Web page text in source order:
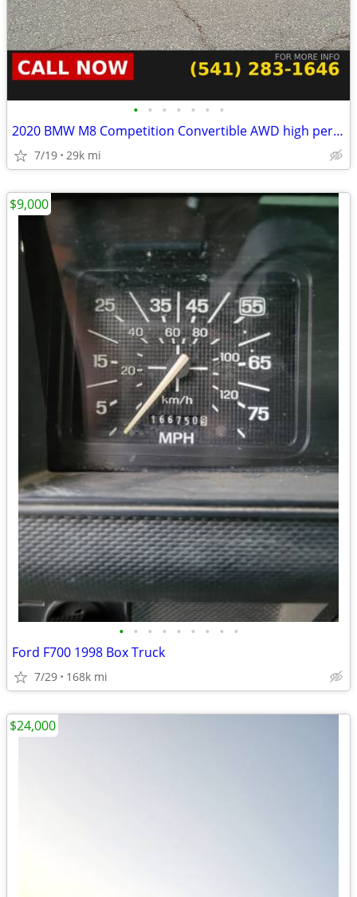
• • • • • • •
2020 BMW M8 Competition Convertible AWD high performance luxury
7/19 29k mi
• • • • • • • • •
Ford F700 1998 Box Truck
7/29 168k mi
$9,000
$24,000